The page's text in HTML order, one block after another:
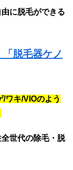
に脱毛ができる
脱毛器ケノ
/ワキ/VIOのよう
世代の除毛・脱